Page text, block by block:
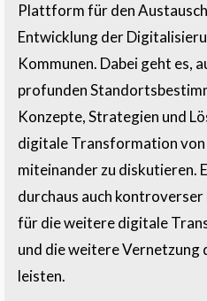
Plattform für den
Entwicklung der
Kommunen. Dabei geht es,
profunden
Konzepte, Strategien und
digitale Transformation
miteinander zu diskutieren.
durchaus auch
für die weitere digitale
und die weitere
leisten.